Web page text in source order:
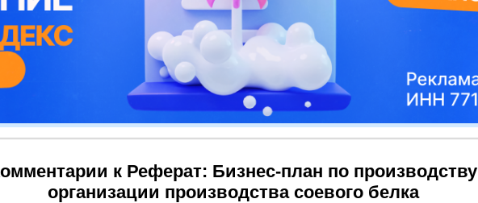
к Реферат: Бизнес-план по производству
организации производства соевого белка